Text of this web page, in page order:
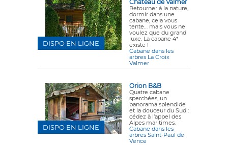
Chateau de Valmer
Retourner à la nature,
dormir dans une
cabane, cela vous
tente… mais vous ne
voulez que du grand
luxe. La cabane 4*
existe !
Cabane dans les
arbres La Croix
Valmer
DISPO EN LIGNE
Orion B&B
Quatre cabane
sperchées, un
panorama splendide
et la douceur du Sud :
cédez à l’appel des
Alpes maritimes.
Cabane dans les
arbres Saint-Paul de
Vence
DISPO EN LIGNE